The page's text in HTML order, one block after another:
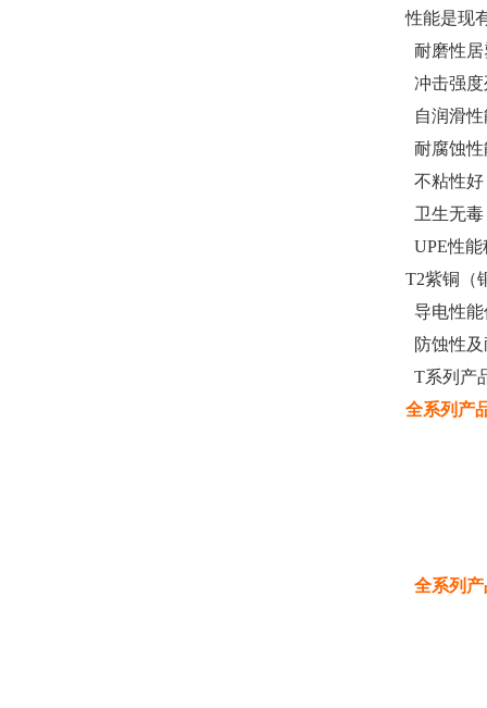
性能是现
耐磨性
冲击强
自润滑
耐腐蚀
不粘性
卫生无
UPE性
T2紫铜（
导电性
防蚀性
T系列产
全系列产
全系列